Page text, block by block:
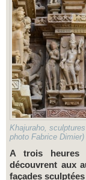
Khajuraho,
photo Fabrice Dimier)
A trois
découvrent aux
façades